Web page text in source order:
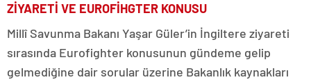
ZİYARETİ VE EUROFİHGTER KONUSU
Millî Savunma Bakanı Yaşar Güler’in İngiltere ziyareti
sırasında Eurofighter konusunun gündeme gelip
gelmediğine dair sorular üzerine Bakanlık kaynakları